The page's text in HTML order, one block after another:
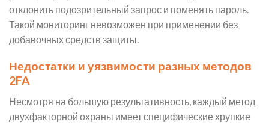
отклонить подозрительный запрос и поменять пароль.
Такой мониторинг невозможен при применении без
добавочных средств защиты.
Недостатки и уязвимости разных методов
2FA
Несмотря на большую результативность, каждый метод
двухфакторной охраны имеет специфические хрупкие